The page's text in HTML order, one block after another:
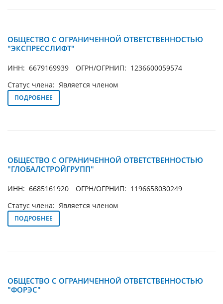
ОБЩЕСТВО С ОГРАНИЧЕННОЙ ОТВЕТСТВЕННОСТЬЮ
"ЭКСПРЕССЛИФТ"
ИНН: 6679169939
ОГРН/ОГРНИП: 1236600059574
Статус члена: Является членом
ПОДРОБНЕЕ
ОБЩЕСТВО С ОГРАНИЧЕННОЙ ОТВЕТСТВЕННОСТЬЮ
"ГЛОБАЛСТРОЙГРУПП"
ИНН: 6685161920
ОГРН/ОГРНИП: 1196658030249
Статус члена: Является членом
ПОДРОБНЕЕ
ОБЩЕСТВО С ОГРАНИЧЕННОЙ ОТВЕТСТВЕННОСТЬЮ
"ФОРЭС"